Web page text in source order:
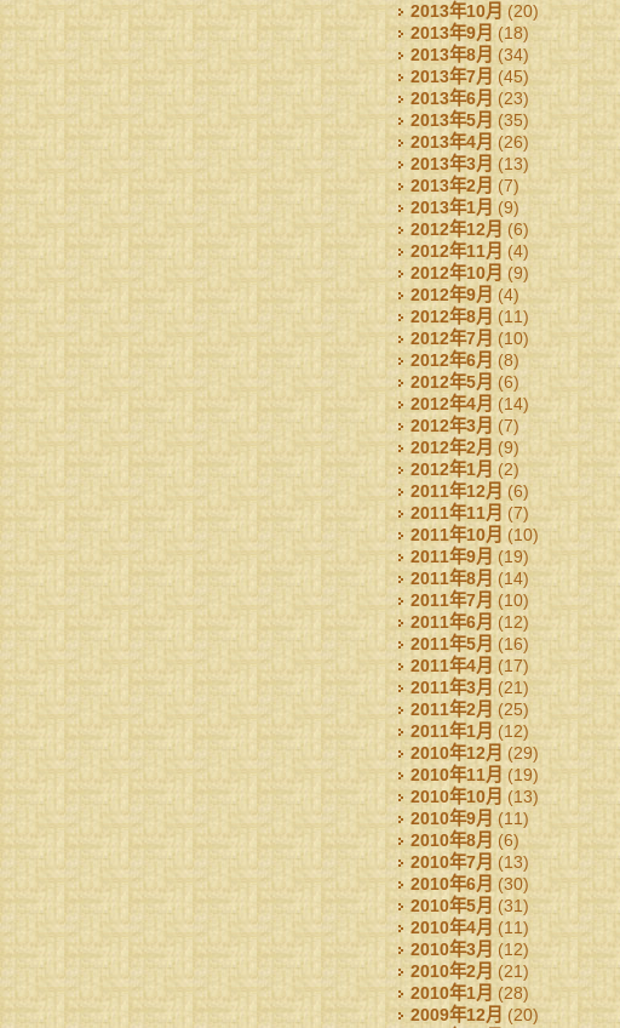
2013年10月 (20)
2013年9月 (18)
2013年8月 (34)
2013年7月(45)
2013年6月 (23)
2013年5月 (35)
2013年4月 (26)
2013年3月 (13)
2013年2月(7)
2013年1月 (9)
2012年12月 (6)
2012年11月 (4)
2012年10月 (9)
2012年9月(4)
2012年8月 (11)
2012年7月 (10)
2012年6月 (8)
2012年5月 (6)
2012年4月(14)
2012年3月 (7)
2012年2月 (9)
2012年1月 (2)
2011年12月 (6)
2011年11月 (7)
2011年10月 (10)
2011年9月 (19)
2011年8月 (14)
2011年7月 (10)
2011年6月(12)
2011年5月 (16)
2011年4月 (17)
2011年3月 (21)
2011年2月 (25)
2011年1月(12)
2010年12月 (29)
2010年11月 (19)
2010年10月 (13)
2010年9月 (11)
2010年8月(6)
2010年7月 (13)
2010年6月 (30)
2010年5月 (31)
2010年4月 (11)
2010年3月(12)
2010年2月 (21)
2010年1月 (28)
2009年12月 (20)